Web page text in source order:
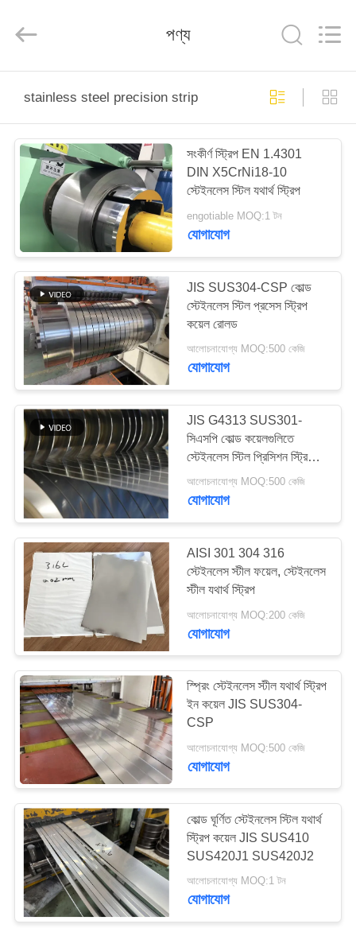
পণ্য
ভিডিও
আমাদের
সম্পর্কে
কারখানা
ভ্রমণ
মান
নিয়ন্ত্রণ
যোগাযোগ
করুন
উদ্ধৃতির
জন্য
আবেদন
সাইট
ম্যাপ
PRIVACY
POLICY
Co.,
Reserved.
পণ্য
stainless steel precision strip
সংকীর্ণ স্ট্রিপ EN 1.4301
DIN X5CrNi18-10
স্টেইনলেস স্টিল যথার্থ স্ট্রিপ
engotiable MOQ:1 টন
যোগাযোগ
JIS SUS304-CSP কোল্ড
স্টেইনলেস স্টিল প্রসেস স্ট্রিপ
কয়েল রোলড
আলোচনাযোগ্য MOQ:500 কেজি
যোগাযোগ
JIS G4313 SUS301-
সিএসপি কোল্ড কয়েলগুলিতে
স্টেইনলেস স্টিল প্রিসিশন স্ট্রিপ
আলোচনাযোগ্য MOQ:500 কেজি
যোগাযোগ
AISI 301 304 316
স্টেইনলেস স্টীল ফয়েল, স্টেইনলেস
স্টীল যথার্থ স্ট্রিপ
আলোচনাযোগ্য MOQ:200 কেজি
যোগাযোগ
স্প্রিং স্টেইনলেস স্টীল যথার্থ স্ট্রিপ
ইন কয়েল JIS SUS304-
CSP
আলোচনাযোগ্য MOQ:500 কেজি
যোগাযোগ
কোল্ড ঘূর্ণিত স্টেইনলেস স্টিল যথার্থ
স্ট্রিপ কয়েল JIS SUS410
SUS420J1 SUS420J2
আলোচনাযোগ্য MOQ:1 টন
যোগাযোগ